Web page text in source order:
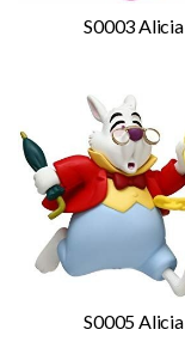
S0003 Alicia
S0005 Alicia